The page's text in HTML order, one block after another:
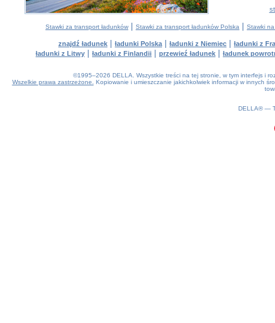
Stawki za transport ładunków | Stawki za transport ładunków Polska | Stawki
znajdź ładunek | ładunki Polska | ładunki z Niemiec | ładunki z
ładunki z Litwy | ładunki z Finlandii | przewieź ładunek | ładunek
©1995–2026 DELLA. Wszystkie treści na tej stronie, w tym interfejs i
Wszelkie prawa zastrzeżone.
Kopiowanie i umieszczanie jakichkolwiek informacji w innych
DELLA® —